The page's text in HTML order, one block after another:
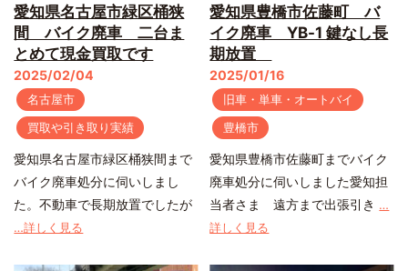
愛知県名古屋市緑区桶狭
間 バイク廃車 二台ま
とめて現金買取です
2025/02/04
名古屋市
買取や引き取り実績
愛知県名古屋市緑区桶狭間まで
バイク廃車処分に伺いしまし
た。不動車で長期放置でしたが
…詳しく見る
愛知県豊橋市佐藤町 バ
イク廃車 YB-1 鍵なし長
期放置
2025/01/16
旧車・単車・オートバイ
豊橋市
愛知県豊橋市佐藤町までバイク
廃車処分に伺いしました愛知担
当者さま 遠方まで出張引き …
詳しく見る